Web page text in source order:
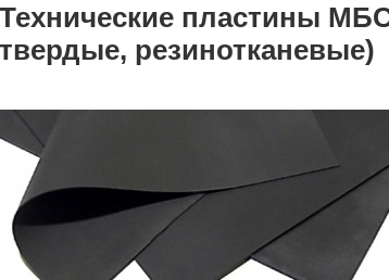
Технические пластины
твердые, резинотканевые)